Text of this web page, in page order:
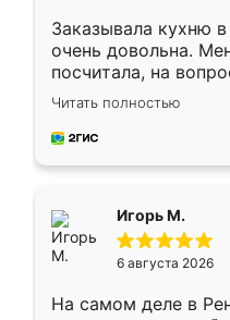
Заказывала кухню
очень довольна.
посчитала, на
Замерщик приехал
делу со всей
за день, ребята
Читать полностью
Игорь М.
6 августа 2026
На самом деле в